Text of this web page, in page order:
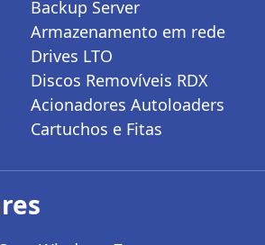
Backup Server
Armazenamento em rede
Drives LTO
Discos Removíveis RDX
Acionadores Autoloaders
Cartuchos e Fitas